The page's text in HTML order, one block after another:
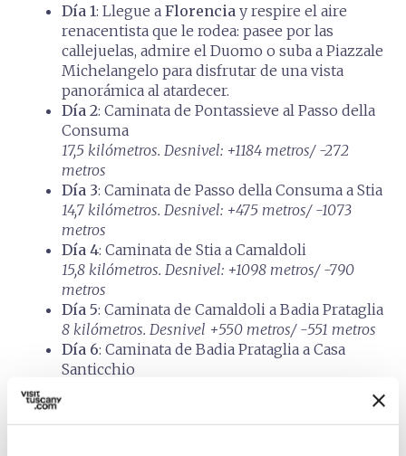
Día 1: Llegue a Florencia y respire el aire
renacentista que le rodea: pasee por las
callejuelas, admire el Duomo o suba a Piazzale
Michelangelo para disfrutar de una vista
panorámica al atardecer.
Día 2: Caminata de Pontassieve al Passo della
Consuma
17,5 kilómetros. Desnivel: +1184 metros/ -272
metros
Día 3: Caminata de Passo della Consuma a Stia
14,7 kilómetros. Desnivel: +475 metros/ -1073
metros
Día 4: Caminata de Stia a Camaldoli
15,8 kilómetros. Desnivel: +1098 metros/ -790
metros
Día 5: Caminata de Camaldoli a Badia Prataglia
8 kilómetros. Desnivel +550 metros/ -551 metros
Día 6: Caminata de Badia Prataglia a Casa
Santicchio
10 kilómetros. Desnivel: +563 metros/ -659 metros
della Verna